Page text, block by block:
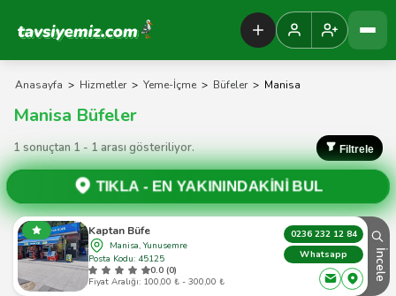
Tavsiyemiz Anasayfa
Anasayfa > Hizmetler > Yeme-İçme > Büfeler > Manisa
Manisa Büfeler
1 sonuçtan 1 - 1 arası gösteriliyor. Filtrele
TIKLA - EN YAKININDAKİNİ BUL
Kaptan Büfe
Manisa, Yunusemre
Posta Kodu: 45125
0.0 (0)
Fiyat Aralığı: 100,00 ₺ - 300,00 ₺
0236 232 12 84
Whatsapp
İncele